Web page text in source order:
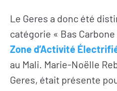
Le Geres a donc été
catégorie « Bas
Zone d’Activité
au Mali. Marie-Noëlle
Geres, était présente